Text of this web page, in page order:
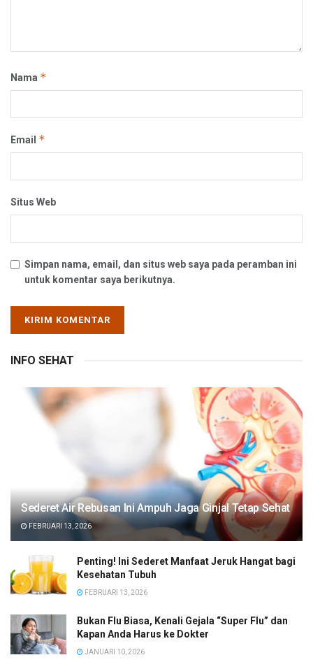
Nama *
Email *
Situs Web
Simpan nama, email, dan situs web saya pada peramban ini
untuk komentar saya berikutnya.
INFO SEHAT
Sederet Air Rebusan Ini Ampuh Jaga Ginjal Tetap Sehat
FEBRUARI 13, 2026
Penting! Ini Sederet Manfaat Jeruk Hangat bagi
Kesehatan Tubuh
FEBRUARI 13, 2026
Bukan Flu Biasa, Kenali Gejala “Super Flu” dan
Kapan Anda Harus ke Dokter
JANUARI 10, 2026